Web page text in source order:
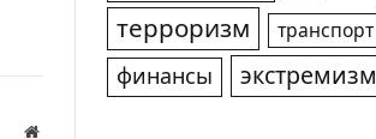
Website
терроризм транспорт
финансы экстремизм